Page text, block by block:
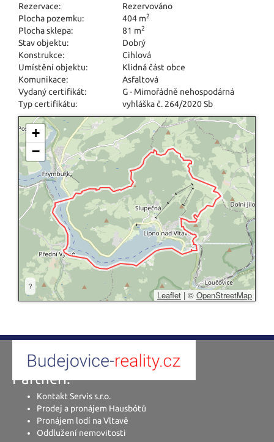
Rezervace:
Rezervováno
Plocha pozemku:
404 m2
Plocha sklepa: 81 m2
Stav objektu:
Dobrý
Konstrukce:
Cihlová
Umístění objektu:
Klidná část obce
Komunikace:
Asfaltová
Vydaný certifikát:
G - Mimořádně nehospodárná
Typ certifikátu:
vyhláška č. 264/2020 Sb
+
−
?
Leaflet | © OpenStreetMap
Partneři:
Kontakt Servis s.r.o.
Prodej a pronájem Hausbótů
Pronájem lodí na Vltavě
Oddlužení nemovitosti